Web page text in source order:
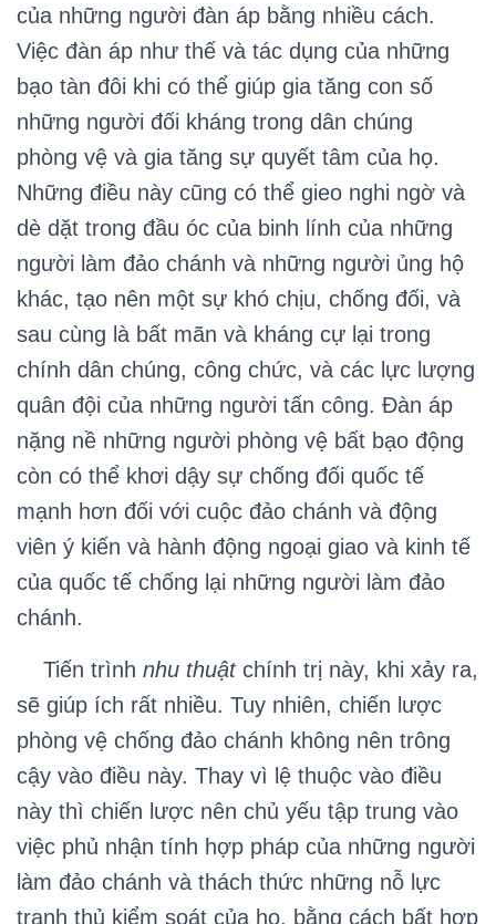
của những người đàn áp bằng nhiều cách.
Việc đàn áp như thế và tác dụng của những
bạo tàn đôi khi có thể giúp gia tăng con số
những người đối kháng trong dân chúng
phòng vệ và gia tăng sự quyết tâm của họ.
Những điều này cũng có thể gieo nghi ngờ và
dè dặt trong đầu óc của binh lính của những
người làm đảo chánh và những người ủng hộ
khác, tạo nên một sự khó chịu, chống đối, và
sau cùng là bất mãn và kháng cự lại trong
chính dân chúng, công chức, và các lực lượng
quân đội của những người tấn công. Đàn áp
nặng nề những người phòng vệ bất bạo động
còn có thể khơi dậy sự chống đối quốc tế
mạnh hơn đối với cuộc đảo chánh và động
viên ý kiến và hành động ngoại giao và kinh tế
của quốc tế chống lại những người làm đảo
chánh.
Tiến trình nhu thuật chính trị này, khi xảy ra,
sẽ giúp ích rất nhiều. Tuy nhiên, chiến lược
phòng vệ chống đảo chánh không nên trông
cậy vào điều này. Thay vì lệ thuộc vào điều
này thì chiến lược nên chủ yếu tập trung vào
việc phủ nhận tính hợp pháp của những người
làm đảo chánh và thách thức những nỗ lực
tranh thủ kiểm soát của họ, bằng cách bất hợp